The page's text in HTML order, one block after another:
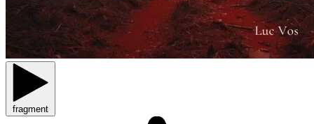
fragment